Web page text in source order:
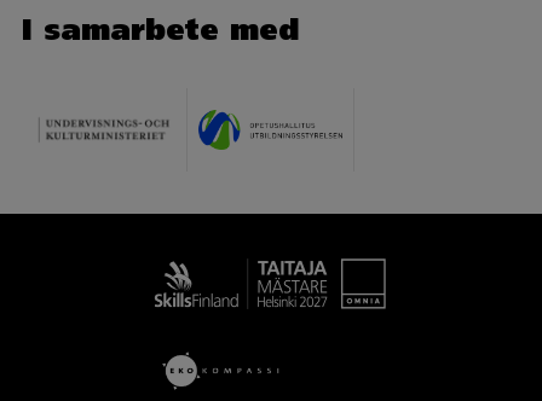
I samarbete med